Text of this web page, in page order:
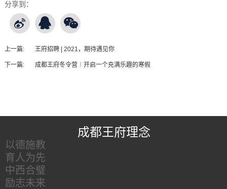
分享到：
上一篇: 王府招聘 | 2021，期待遇见你
下一篇: 成都王府冬令营︱开启一个充满乐趣的寒假
成都王府理念
以德施教
育人为先
中西合璧
励志未来